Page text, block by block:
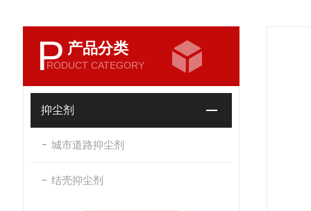
P 产品分类
RODUCT CATEGORY
抑尘剂
城市道路抑尘剂
结壳抑尘剂